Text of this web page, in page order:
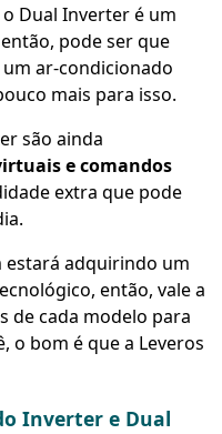
Dual Inverter é um
pode ser que
ar-condicionado
mais para isso.
são ainda
e comandos
extra que pode
estará adquirindo um
então, vale a
de cada modelo para
o bom é que a Leveros
Inverter e Dual